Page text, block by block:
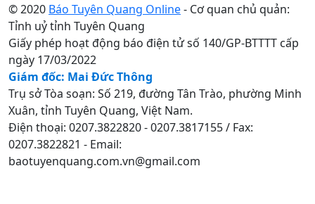
© 2020 Báo Tuyên Quang Online- Cơ quan chủ quản:
Tỉnh uỷ tỉnh Tuyên Quang
Giấy phép hoạt động báo điện tử số 140/GP-BTTTT cấp
ngày 17/03/2022
Giám đốc: Mai Đức Thông
Trụ sở Tòa soạn: Số 219, đường Tân Trào, phường Minh
Xuân, tỉnh Tuyên Quang, Việt Nam.
Điện thoại: 0207.3822820 - 0207.3817155 / Fax:
0207.3822821 - Email:
baotuyenquang.com.vn@gmail.com